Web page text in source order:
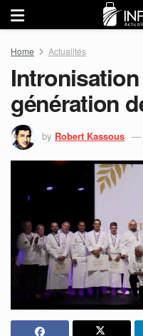
Home Actualités
génération
by Robert Kassous